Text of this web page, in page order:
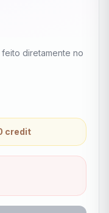
diretamente no
credit